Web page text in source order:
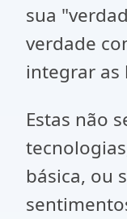
sua
verdade
integrar as
Estas não
básica, ou